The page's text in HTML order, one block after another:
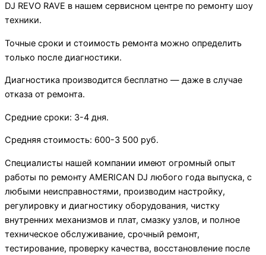
DJ REVO RAVE в нашем сервисном центре по ремонту шоу
техники.
Точные сроки и стоимость ремонта можно определить
только после диагностики.
Диагностика производится бесплатно — даже в случае
отказа от ремонта.
Средние сроки: 3-4 дня.
Средняя стоимость: 600-3 500 руб.
Специалисты нашей компании имеют огромный опыт
работы по ремонту AMERICAN DJ любого года выпуска, с
любыми неисправностями, производим настройку,
регулировку и диагностику оборудования, чистку
внутренних механизмов и плат, смазку узлов, и полное
техническое обслуживание, срочный ремонт,
тестирование, проверку качества, восстановление после